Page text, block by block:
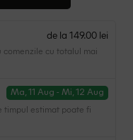
de la 149.00 lei
cu totalul mai
Ma, 11 Aug - Mi, 12 Aug
timpul estimat poate fi